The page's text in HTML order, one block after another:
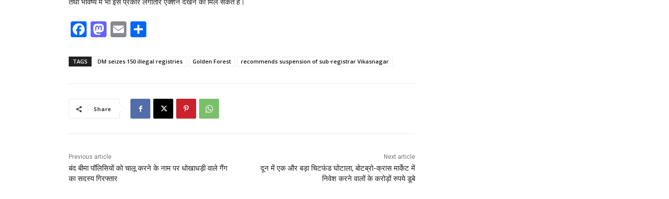
F
c
o
M
st
o
E
ai ar
TAGS DM seizes 150 illegal registries Golden Forest recommends suspension of sub-registrar Vikasnagar
Share
Previous article
बंद बीमा पॉलिसियों को चालू करने के नाम पर धोखाधड़ी वाले गैंग
का सदस्य गिरफ्तार
Next article
दून में एक और बड़ा चिटफंड घोटाला, बोटब्रो-क्रास मार्केट में
निवेश करने वालों के करोड़ों रुपये डूबे